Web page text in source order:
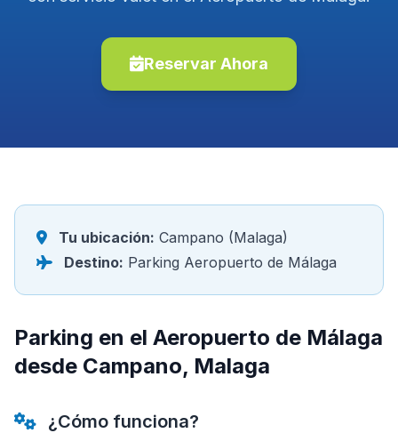
Reservar Ahora
Tu ubicación: Campano (Malaga)
Destino: Parking Aeropuerto de Málaga
Parking en el Aeropuerto de Málaga
desde Campano, Malaga
¿Cómo funciona?